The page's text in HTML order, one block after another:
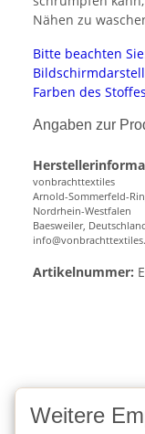
Nähen zu
Bitte beachten
Farben des
Angaben zur
vonbrachttextiles
Arnold-Sommerfeld-
Nordrhein-Westfalen
Baesweiler,
Artikelnummer:
Weitere